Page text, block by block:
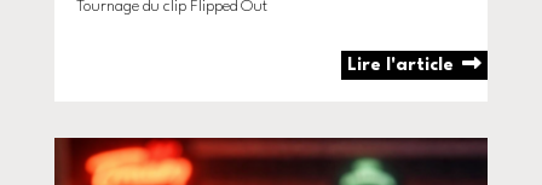
Tournage du clip Flipped Out
Lire l'article